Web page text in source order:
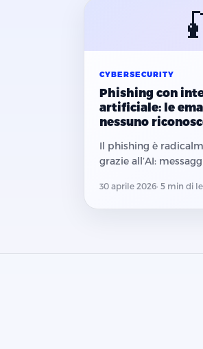
CYBERSECURITY
Phishing con
artificiale: le
nessuno
Il phishing è
grazie all’AI:
riconoscere. Come
30 aprile 2026· 5 min di